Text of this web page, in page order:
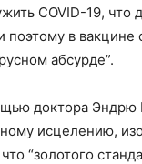
COVID-19, что
поэтому в
абсурде”.
доктора Эндрю
исцелению,
“золотого